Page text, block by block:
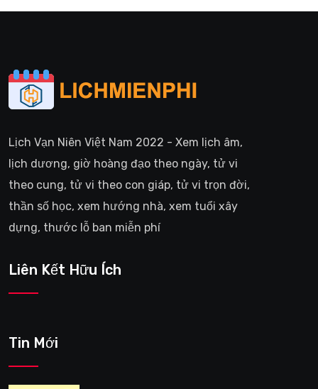
Lịch Vạn Niên Việt Nam 2022 - Xem lịch âm,
lịch dương, giờ hoàng đạo theo ngày, tử vi
theo cung, tử vi theo con giáp, tử vi trọn đời,
thần số học, xem hướng nhà, xem tuổi xây
dựng, thước lỗ ban miễn phí
Liên Kết Hữu Ích
Tin Mới